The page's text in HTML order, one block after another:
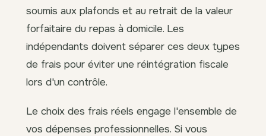
soumis aux plafonds et au retrait de la valeur
forfaitaire du repas à domicile. Les
indépendants doivent séparer ces deux types
de frais pour éviter une réintégration fiscale
lors d'un contrôle.
Le choix des frais réels engage l'ensemble de
vos dépenses professionnelles. Si vous